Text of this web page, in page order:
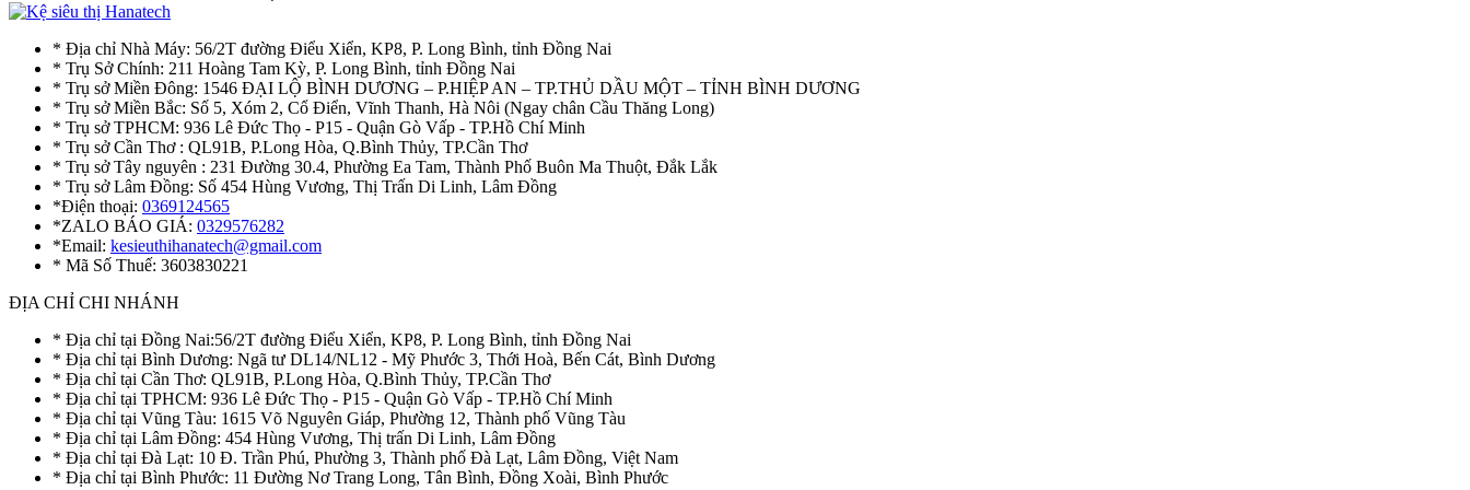
* Địa chỉ Nhà Máy: 56/2T đường Điểu Xiển, KP8, P. Long Bình, tỉnh Đồng Nai
* Trụ Sở Chính: 211 Hoàng Tam Kỳ, P. Long Bình, tỉnh Đồng Nai
* Trụ sở Miền Đông: 1546 ĐẠI LỘ BÌNH DƯƠNG – P.HIỆP AN – TP.THỦ DẦU MỘT – TỈNH BÌNH DƯƠNG
* Trụ sở Miền Bắc: Số 5, Xóm 2, Cổ Điển, Vĩnh Thanh, Hà Nôi (Ngay chân Cầu Thăng Long)
* Trụ sở TPHCM: 936 Lê Đức Thọ - P15 - Quận Gò Vấp - TP.Hồ Chí Minh
* Trụ sở Cần Thơ : QL91B, P.Long Hòa, Q.Bình Thủy, TP.Cần Thơ
* Trụ sở Tây nguyên : 231 Đường 30.4, Phường Ea Tam, Thành Phố Buôn Ma Thuột, Đắk Lắk
* Trụ sở Lâm Đồng: Số 454 Hùng Vương, Thị Trấn Di Linh, Lâm Đồng
*Điện thoại: 0369124565
*ZALO BÁO GIÁ: 0329576282
*Email: kesieuthihanatech@gmail.com
* Mã Số Thuế: 3603830221
ĐỊA CHỈ CHI NHÁNH
* Địa chỉ tại Đồng Nai:56/2T đường Điểu Xiển, KP8, P. Long Bình, tỉnh Đồng Nai
* Địa chỉ tại Bình Dương: Ngã tư DL14/NL12 - Mỹ Phước 3, Thới Hoà, Bến Cát, Bình Dương
* Địa chỉ tại Cần Thơ: QL91B, P.Long Hòa, Q.Bình Thủy, TP.Cần Thơ
* Địa chỉ tại TPHCM: 936 Lê Đức Thọ - P15 - Quận Gò Vấp - TP.Hồ Chí Minh
* Địa chỉ tại Vũng Tàu: 1615 Võ Nguyên Giáp, Phường 12, Thành phố Vũng Tàu
* Địa chỉ tại Lâm Đồng: 454 Hùng Vương, Thị trấn Di Linh, Lâm Đồng
* Địa chỉ tại Đà Lạt: 10 Đ. Trần Phú, Phường 3, Thành phố Đà Lạt, Lâm Đồng, Việt Nam
* Địa chỉ tại Bình Phước: 11 Đường Nơ Trang Long, Tân Bình, Đồng Xoài, Bình Phước